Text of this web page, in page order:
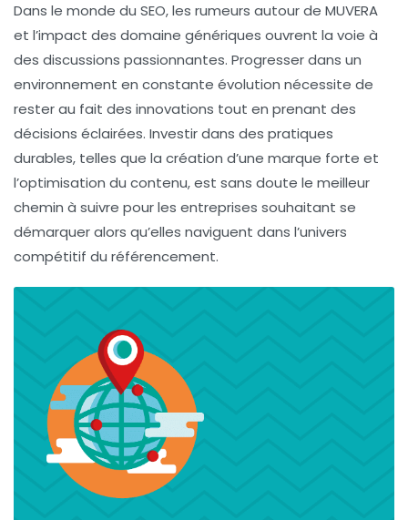
Dans le monde du SEO, les rumeurs autour de MUVERA
et l’impact des domaine génériques ouvrent la voie à
des discussions passionnantes. Progresser dans un
environnement en constante évolution nécessite de
rester au fait des innovations tout en prenant des
décisions éclairées. Investir dans des pratiques
durables, telles que la création d’une marque forte et
l’optimisation du contenu, est sans doute le meilleur
chemin à suivre pour les entreprises souhaitant se
démarquer alors qu’elles naviguent dans l’univers
compétitif du référencement.